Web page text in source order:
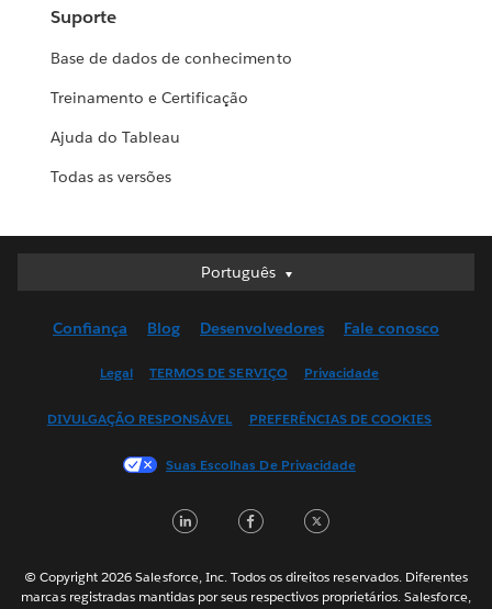
Suporte
Base de dados de conhecimento
Treinamento e Certificação
Ajuda do Tableau
Todas as versões
Português
Português
English (UK)
Français (Canada)
日本語
Nederlands
Confiança Blog Desenvolvedores Fale conosco
Legal TERMOS DE SERVIÇO Privacidade
DIVULGAÇÃO RESPONSÁVEL PREFERÊNCIAS DE COOKIES
Suas Escolhas De Privacidade
n c i
© Copyright 2026 Salesforce, Inc. Todos os direitos reservados. Diferentes
marcas registradas mantidas por seus respectivos proprietários. Salesforce,